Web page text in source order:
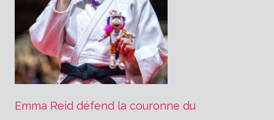
Emma Reid défend la couronne du